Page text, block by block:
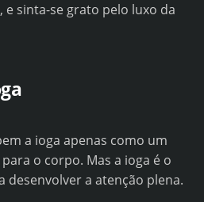
sinta-se grato pelo luxo da
a ioga apenas como um
o corpo. Mas a ioga é o
a atenção plena.